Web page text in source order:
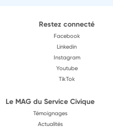
Restez connecté
Facebook
Linkedin
Instagram
Youtube
TikTok
Le MAG du Service Civique
Témoignages
Actualités